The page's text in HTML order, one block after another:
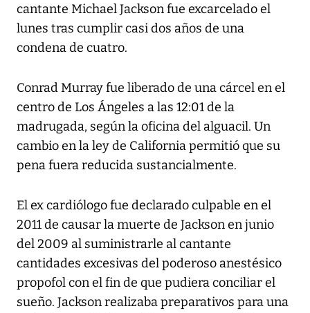
cantante Michael Jackson fue excarcelado el
lunes tras cumplir casi dos años de una
condena de cuatro.
Conrad Murray fue liberado de una cárcel en el
centro de Los Ángeles a las 12:01 de la
madrugada, según la oficina del alguacil. Un
cambio en la ley de California permitió que su
pena fuera reducida sustancialmente.
El ex cardiólogo fue declarado culpable en el
2011 de causar la muerte de Jackson en junio
del 2009 al suministrarle al cantante
cantidades excesivas del poderoso anestésico
propofol con el fin de que pudiera conciliar el
sueño. Jackson realizaba preparativos para una